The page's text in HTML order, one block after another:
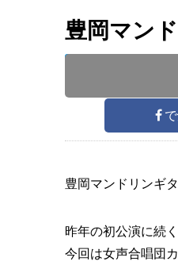
豊岡マン
豊岡マンドリンギ
昨年の初公演に続
今回は女声合唱団